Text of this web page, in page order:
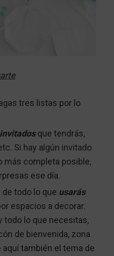
tres listas por lo
que tendrás,
Si hay algún invitado
más completa posible,
ese día.
todo lo que usarás
espacios a decorar.
todo lo que necesitas,
de bienvenida, zona
también el tema de